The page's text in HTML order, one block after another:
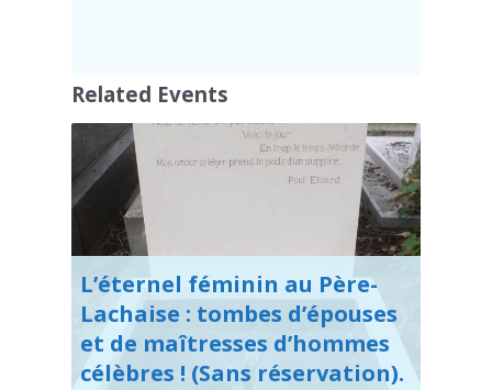
Related Events
L’éternel féminin au Père-
Lachaise : tombes d’épouses
et de maîtresses d’hommes
célèbres ! (Sans réservation).